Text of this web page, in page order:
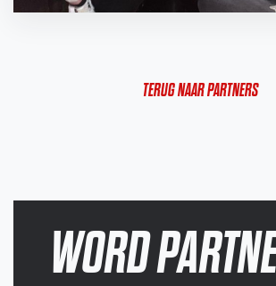
TERUG NAAR PARTNERS
WORD